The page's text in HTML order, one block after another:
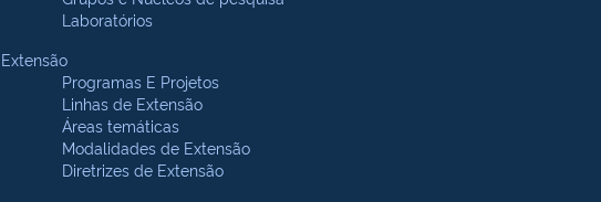
Laboratórios
Extensão
Programas E Projetos
Linhas de Extensão
Áreas temáticas
Modalidades de Extensão
Diretrizes de Extensão